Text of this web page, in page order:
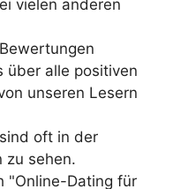
vielen anderen
über alle positiven
unseren Lesern
oft in der
zu sehen.
"Online-Dating für